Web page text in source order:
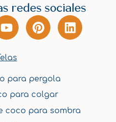
redes sociales
Y
o
t
b
e
P
i
r
e
s
L
i
n
para pergola
para colgar
coco para sombra